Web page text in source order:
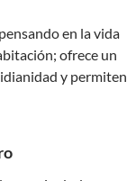
en la vida
ofrece un
y permiten